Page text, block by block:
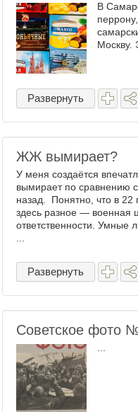
В
Москву.
Развернуть
ЖЖ вымирает?
У меня создаётся
вымирает по сравнению
назад. Понятно, что в 22
здесь разное — военная
ответственности. Умные
Развернуть
Советское фото